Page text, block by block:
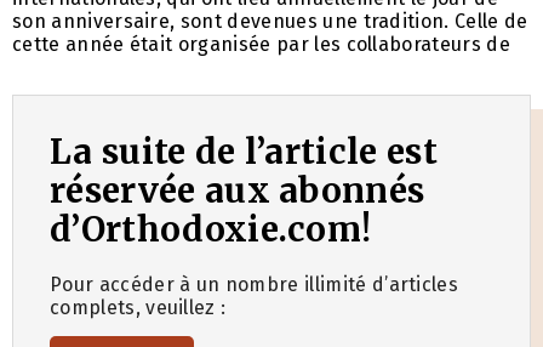
son anniversaire, sont devenues une tradition. Celle de
cette année était organisée par les collaborateurs de
La suite de l’article est
réservée aux abonnés
d’Orthodoxie.com!
Pour accéder à un nombre illimité d’articles
complets, veuillez :